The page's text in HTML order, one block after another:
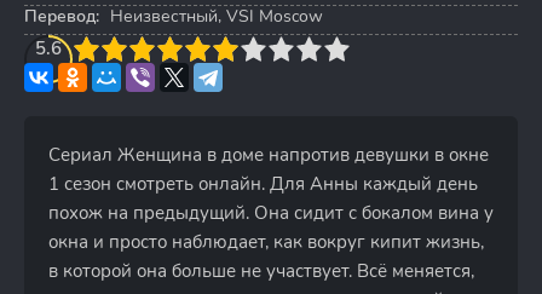
Перевод: Неизвестный, VSI Moscow
5.6
4 5 6 7 8 9 10
Сериал Женщина в доме напротив девушки в окне
1 сезон смотреть онлайн. Для Анны каждый день
похож на предыдущий. Она сидит с бокалом вина у
окна и просто наблюдает, как вокруг кипит жизнь,
в которой она больше не участвует. Всё меняется,